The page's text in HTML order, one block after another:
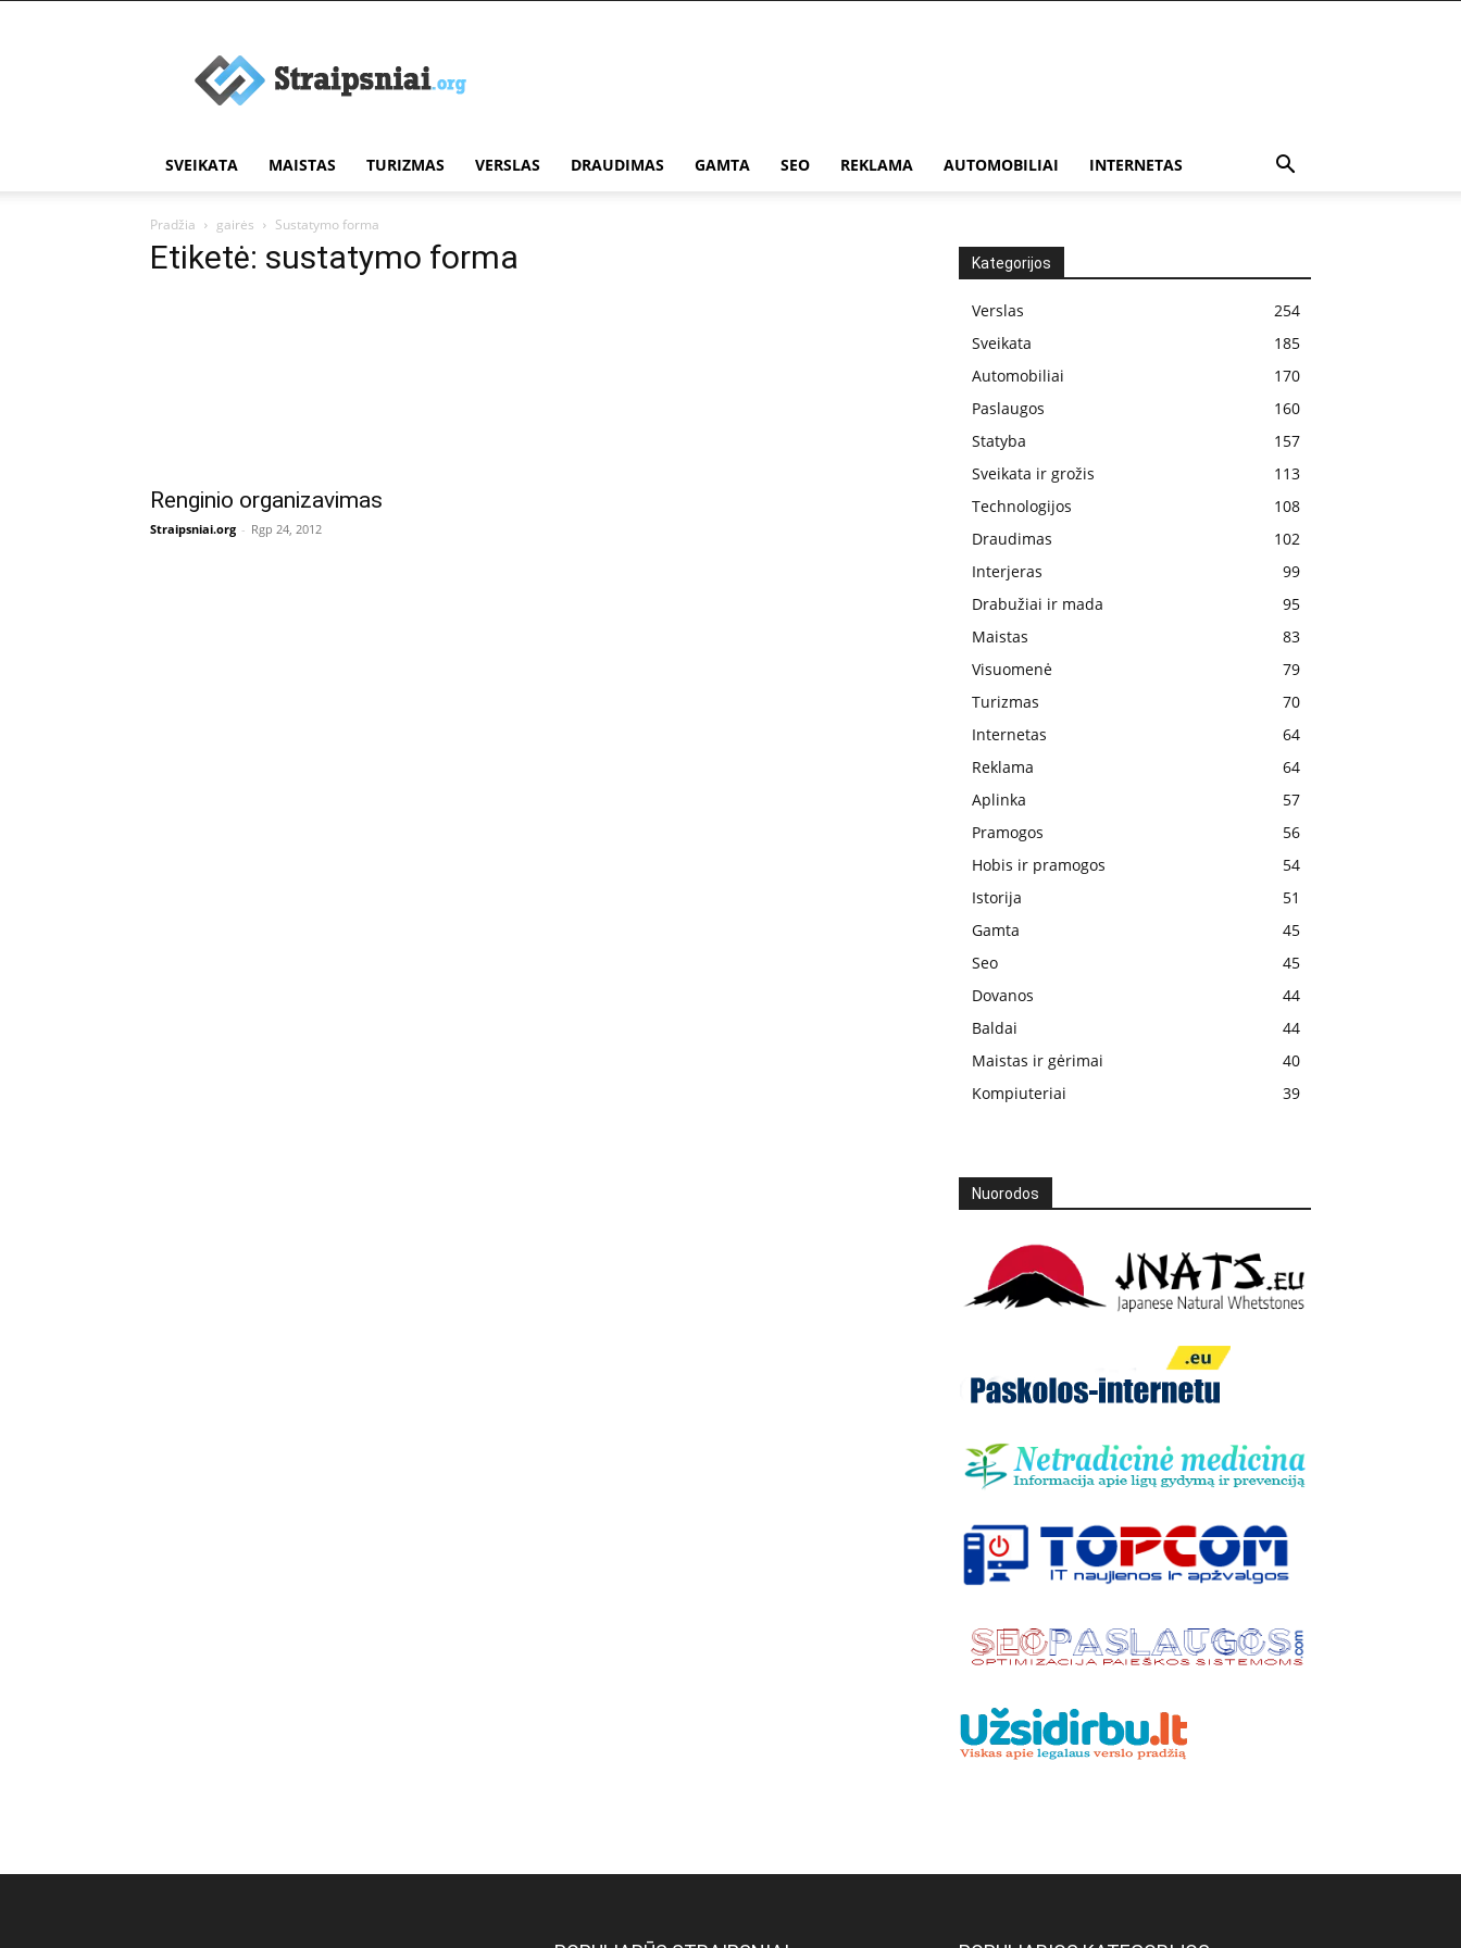
straipsniai
SVEIKATA MAISTAS TURIZMAS VERSLAS DRAUDIMAS GAMTA SEO REKLAMA AUTOMOBILIAI INTERNETAS
Pradžia gairės Sustatymo forma
Etiketė: sustatymo forma
Renginio organizavimas
Straipsniai.org - Rgp 24, 2012
Kategorijos
Verslas
254
Sveikata
185
Automobiliai
170
Paslaugos
160
Statyba
157
Sveikata ir grožis
113
Technologijos
108
Draudimas
102
Interjeras
99
Drabužiai ir mada
95
Maistas
83
Visuomenė
79
Turizmas
70
Internetas
64
Reklama
64
Aplinka
57
Pramogos
56
Hobis ir pramogos
54
Istorija
51
Gamta
45
Seo
45
Dovanos
44
Baldai
44
Maistas ir gėrimai
40
Kompiuteriai
39
Nuorodos